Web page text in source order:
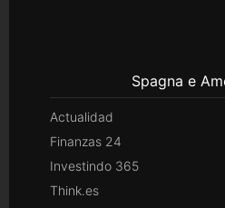
Spagna e
Actualidad
Finanzas 24
Investindo 365
Think.es